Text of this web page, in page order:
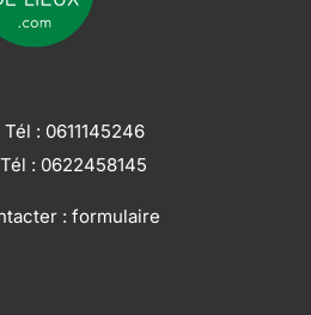
: 0611145246
: 0622458145
: formulaire